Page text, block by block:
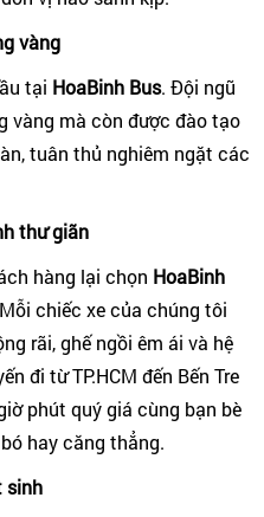
vàng
tại HoaBinh Bus. Đội ngũ
vàng mà còn được đào tạo
tuân thủ nghiêm ngặt các
thư giãn
hàng lại chọn HoaBinh
chiếc xe của chúng tôi
rãi, ghế ngồi êm ái và hệ
đi từ TP.HCM đến Bến Tre
phút quý giá cùng bạn bè
hay căng thẳng.
sinh